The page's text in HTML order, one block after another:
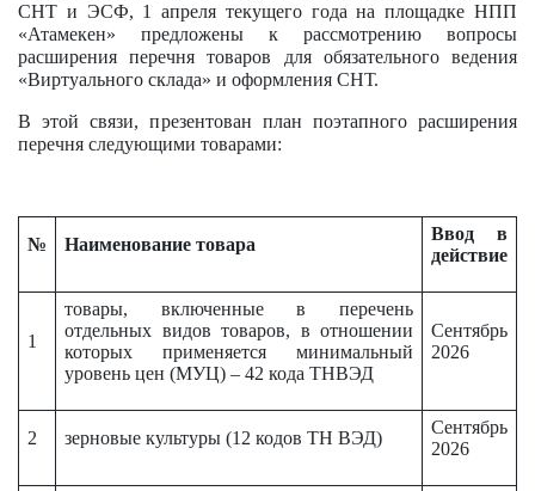
СНТ и ЭСФ, 1 апреля текущего года на площадке НПП
«Атамекен» предложены к рассмотрению вопросы
расширения перечня товаров для обязательного ведения
«Виртуального склада» и оформления СНТ.
В этой связи, презентован план поэтапного расширения
перечня следующими товарами:
№ Наименование товара
Ввод в
действие
1
товары, включенные в перечень
отдельных видов товаров, в отношении
которых применяется минимальный
уровень цен (МУЦ) – 42 кода ТНВЭД
Сентябрь
2026
2 зерновые культуры (12 кодов ТН ВЭД)
Сентябрь
2026